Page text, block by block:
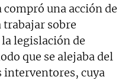
una acción de
trabajar sobre
legislación de
que se alejaba del
interventores, cuya